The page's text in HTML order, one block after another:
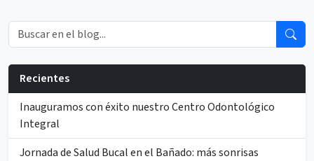
Recientes
Inauguramos con éxito nuestro Centro Odontológico
Integral
Jornada de Salud Bucal en el Bañado: más sonrisas